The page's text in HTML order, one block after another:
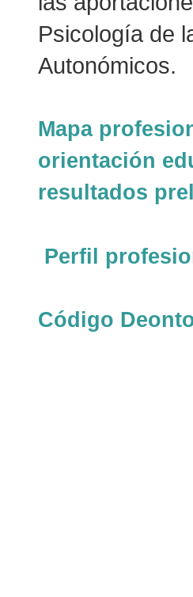
Psicología de
Autonómicos.
Mapa
orientación
resultados
Perfil
Código